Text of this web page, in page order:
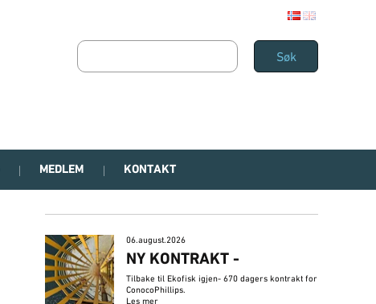
MEDLEM KONTAKT
06.august.2026
NY KONTRAKT -
Tilbake til Ekofisk igjen- 670 dagers kontrakt for
ConocoPhillips.